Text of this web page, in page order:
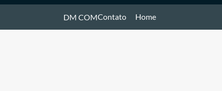
DM COMContato Home